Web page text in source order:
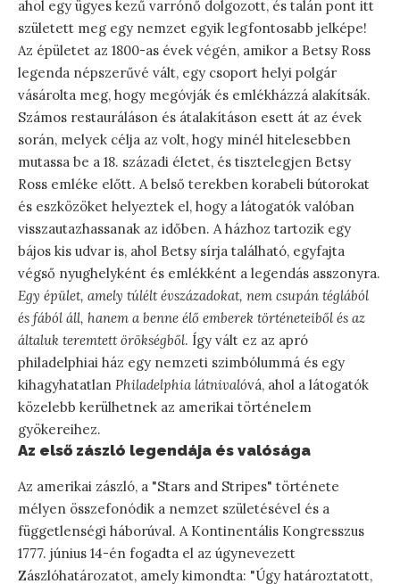
ahol egy ügyes kezű varrónő dolgozott, és talán pont itt
született meg egy nemzet egyik legfontosabb jelképe!
Az épületet az 1800-as évek végén, amikor a Betsy Ross
legenda népszerűvé vált, egy csoport helyi polgár
vásárolta meg, hogy megóvják és emlékházzá alakítsák.
Számos restauráláson és átalakításon esett át az évek
során, melyek célja az volt, hogy minél hitelesebben
mutassa be a 18. századi életet, és tisztelegjen Betsy
Ross emléke előtt. A belső terekben korabeli bútorokat
és eszközöket helyeztek el, hogy a látogatók valóban
visszautazhassanak az időben. A házhoz tartozik egy
bájos kis udvar is, ahol Betsy sírja található, egyfajta
végső nyughelyként és emlékként a legendás asszonyra.
Egy épület, amely túlélt évszázadokat, nem csupán téglából
és fából áll, hanem a benne élő emberek történeteiből és az
általuk teremtett örökségből. Így vált ez az apró
philadelphiai ház egy nemzeti szimbólummá és egy
kihagyhatatlan Philadelphia látnivalóvá, ahol a látogatók
közelebb kerülhetnek az amerikai történelem
gyökereihez.
Az első zászló legendája és valósága
Az amerikai zászló, a "Stars and Stripes" története
mélyen összefonódik a nemzet születésével és a
függetlenségi háborúval. A Kontinentális Kongresszus
1777. június 14-én fogadta el az úgynevezett
Zászlóhatározatot, amely kimondta: "Úgy határoztatott,